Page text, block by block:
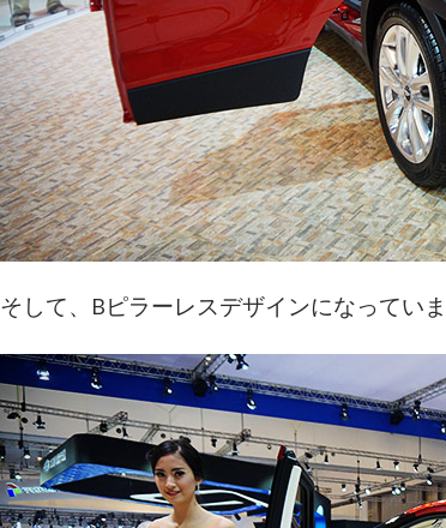
そして、Bピラーレスデザインになっていま